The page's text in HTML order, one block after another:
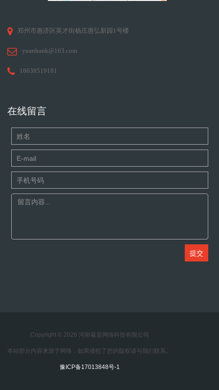
郑州市惠济区英才街杨庄惠弘新园1号楼
yuanbank@163.com
18638519181
在线留言
Copyright © 2026 河南羲皇网络科技有限公司
本站部分内容来源于网络，如果侵犯了您的版权请与我们联系。
豫ICP备17013848号-1